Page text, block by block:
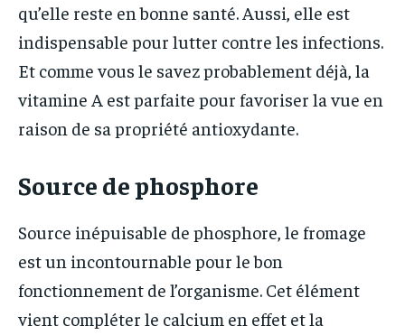
qu’elle reste en bonne santé. Aussi, elle est
indispensable pour lutter contre les infections.
Et comme vous le savez probablement déjà, la
vitamine A est parfaite pour favoriser la vue en
raison de sa propriété antioxydante.
Source de phosphore
Source inépuisable de phosphore, le fromage
est un incontournable pour le bon
fonctionnement de l’organisme. Cet élément
vient compléter le calcium en effet et la